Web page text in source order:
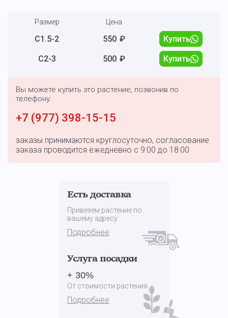
Размер Цена
С1.5-2 550 ₽ Купить
С2-3 500 ₽ Купить
Вы можете купить это растение, позвонив по
телефону:
+7 (977) 398-15-15
заказы принимаются круглосуточно, согласование
заказа проводится ежедневно с 9:00 до 18:00
Есть доставка
Привезем растение по
вашему адресу
Подробнее
Услуга посадки
+ 30%
От стоимости растения
Подробнее